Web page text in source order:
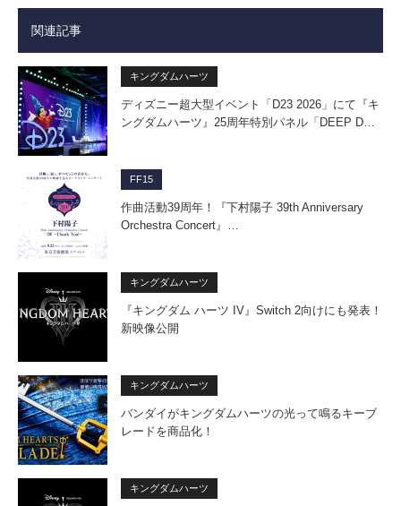
関連記事
キングダムハーツ
ディズニー超大型イベント「D23 2026」にて『キ
ングダムハーツ』25周年特別パネル「DEEP D…
FF15
作曲活動39周年！『下村陽子 39th Anniversary
Orchestra Concert』…
キングダムハーツ
『キングダム ハーツ IV』Switch 2向けにも発表！
新映像公開
キングダムハーツ
バンダイがキングダムハーツの光って鳴るキーブ
レードを商品化！
キングダムハーツ